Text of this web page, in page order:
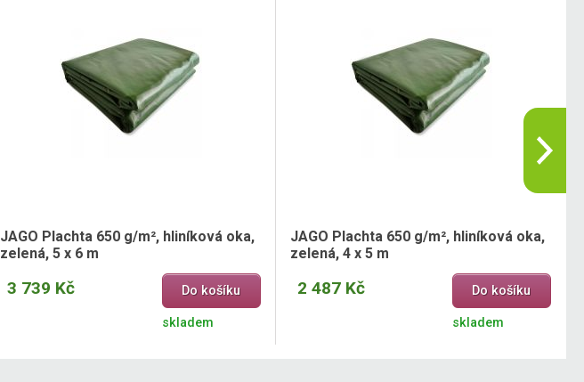
JAGO Plachta 650 g/m², hliníková oka,
zelená, 5 x 6 m
3 739 Kč Do košíku
skladem
JAGO Plachta 650 g/m², hliníková oka,
zelená, 4 x 5 m
2 487 Kč Do košíku
skladem